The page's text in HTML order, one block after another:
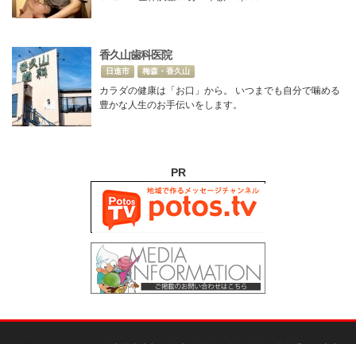
香久山歯科医院
日進市 梅森・香久山
カラダの健康は「お口」から。 いつまでも自分で噛める
豊かな人生のお手伝いをします。
PR